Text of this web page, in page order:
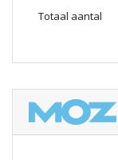
Totaal aantal